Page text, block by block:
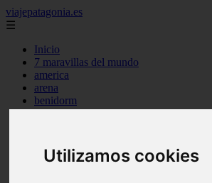
Utilizamos cookies
viajepatagonia.es
☰
Inicio
7 maravillas del mundo
america
arena
benidorm
c buenos aires
c generalidades del pais
c mendoza